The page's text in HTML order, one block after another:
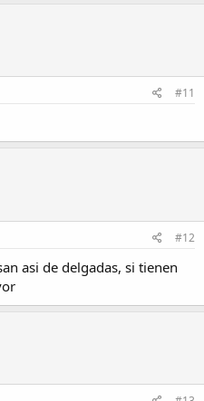
#11
#12
asi de delgadas, si tienen